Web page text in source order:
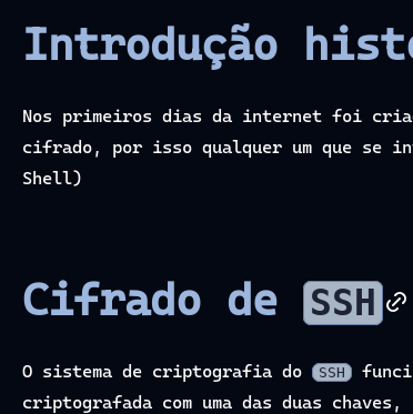
Introdução
Nos primeiros dias da internet foi
cifrado, por isso qualquer um que se
Shell)
Cifrado de SSH
O sistema de criptografia do SSH
criptografada com uma das duas